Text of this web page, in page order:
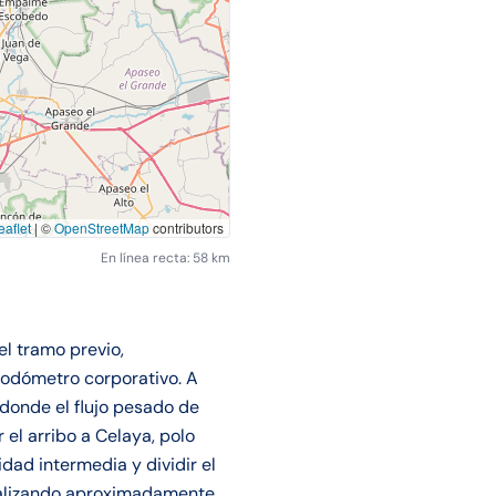
| ©OpenStreetMapcontributors
En línea recta: 58 km
tramo previo,
corporativo. A
el flujo pesado de
arribo a Celaya, polo
intermedia y dividir el